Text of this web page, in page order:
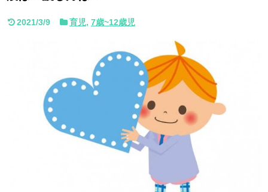
2021/3/9 育児, 7歳~12歳児